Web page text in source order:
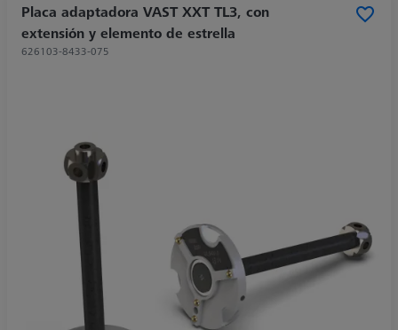
Placa adaptadora VAST XXT TL3, con
extensión y elemento de estrella
626103-8433-075